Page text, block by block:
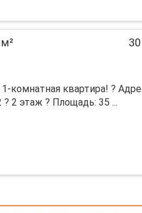
кoмнaтнaя квартира! ?
? 2 этаж ? Плoщадь: 35 ...